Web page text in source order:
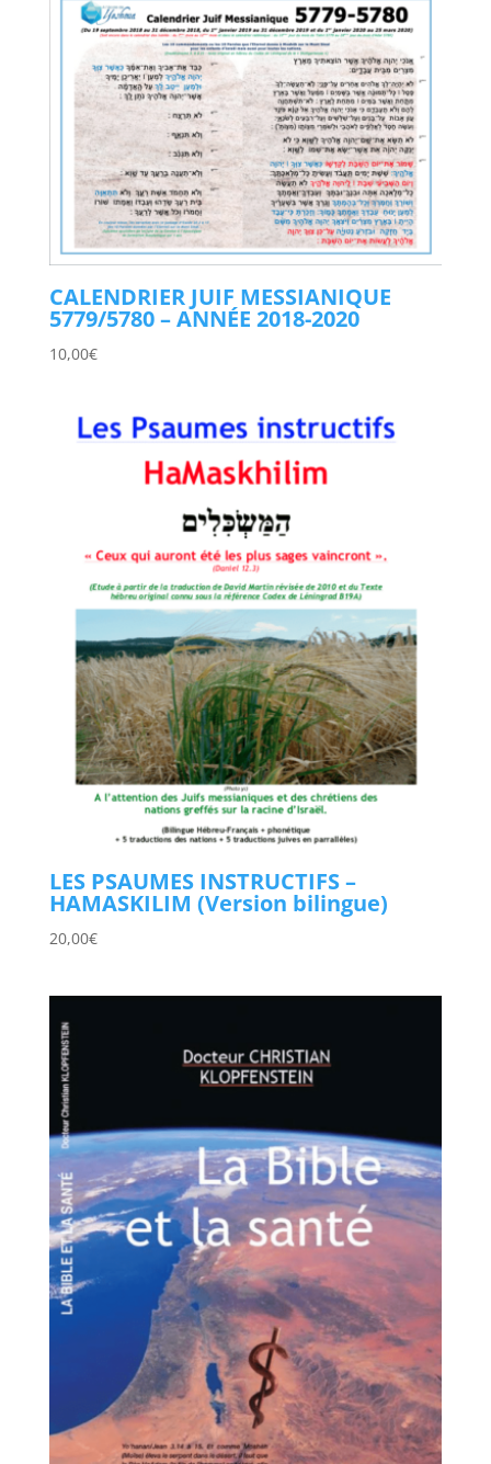
CALENDRIER JUIF MESSIANIQUE
5779/5780 – ANNÉE 2018-2020
10,00€
LES PSAUMES INSTRUCTIFS –
HAMASKILIM (Version bilingue)
20,00€